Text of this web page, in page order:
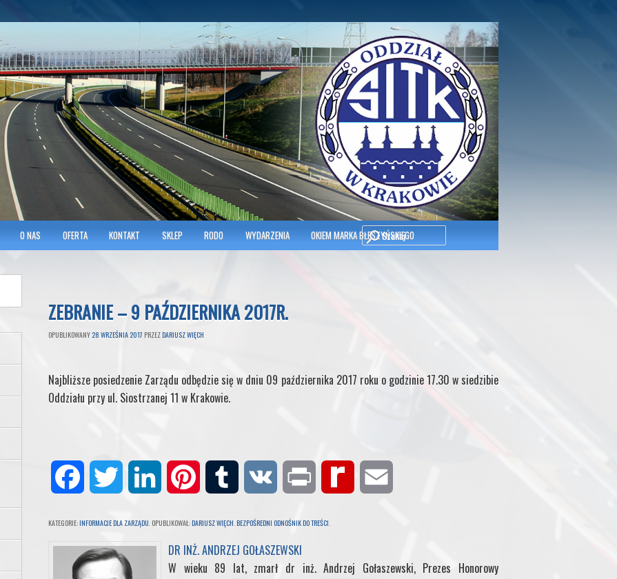
of Transportation
Szukaj
O NAS OFERTA KONTAKT SKLEP RODO WYDARZENIA OKIEM MARKA BŁESZYŃSKIEGO
ZEBRANIE – 9 PAŹDZIERNIKA 2017R.
OPUBLIKOWANY 28 WRZEŚNIA 2017 PRZEZDARIUSZ WIĘCH
Najbliższe posiedzenie Zarządu odbędzie się w dniu 09 października 2017 roku o godzinie 17.30 w siedzibie
Oddziału przy ul. Siostrzanej 11 w Krakowie.
c
i
n
m
KATEGORIE:INFORMACJE DLA ZARZĄDU. OPUBLIKOWAŁ:DARIUSZ WIĘCH.BEZPOŚREDNI ODNOŚNIK DO TREŚCI.
DR INŻ. ANDRZEJ GOŁASZEWSKI
W wieku 89 lat, zmarł dr inż. Andrzej Gołaszewski, Prezes Honorowy